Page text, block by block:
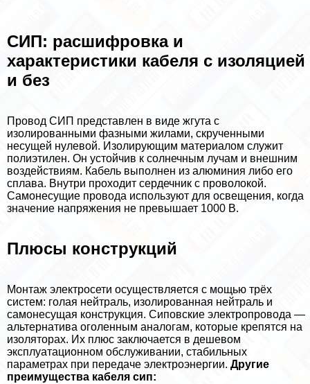
СИП: расшифровка и
хаpaктеристики кабеля с изоляцией
и без
Провод СИП представлен в виде жгута с
изолированными фазными жилами, скрученными
несущей нулевой. Изолирующим материалом служит
полиэтилен. Он устойчив к солнечным лучам и внешним
воздействиям. Кабель выполнен из алюминия либо его
сплава. Внутри проходит сердечник с проволокой.
Самонесущие провода используют для освещения, когда
значение напряжения не превышает 1000 В.
Плюсы конструкций
Монтаж электросети осуществляется с мощью трёх
систем: гoлая нейтраль, изолированная нейтраль и
самонесущая конструкция. Сиповские электропровода —
альтернатива оголенным аналогам, которые крепятся на
изоляторах. Их плюс заключается в дешевом
эксплуатационном обслуживании, стабильных
параметрах при передаче электроэнергии. Другие
преимущества кабеля сип: